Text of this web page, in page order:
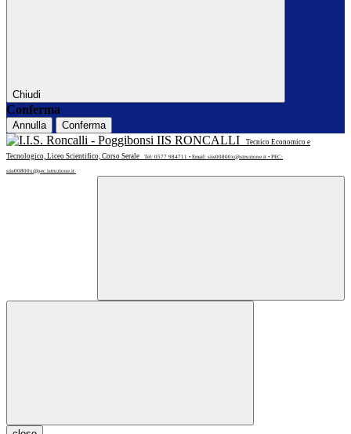
Chiudi
Conferma
Annulla Conferma
IIS RONCALLI
Tecnico Economico e
Tecnologico, Liceo Scientifico, Corso Serale
Tel: 0577 984711 • Email: siis00800x@istruzione.it • PEC:
siis00800x@pec.istruzione.it